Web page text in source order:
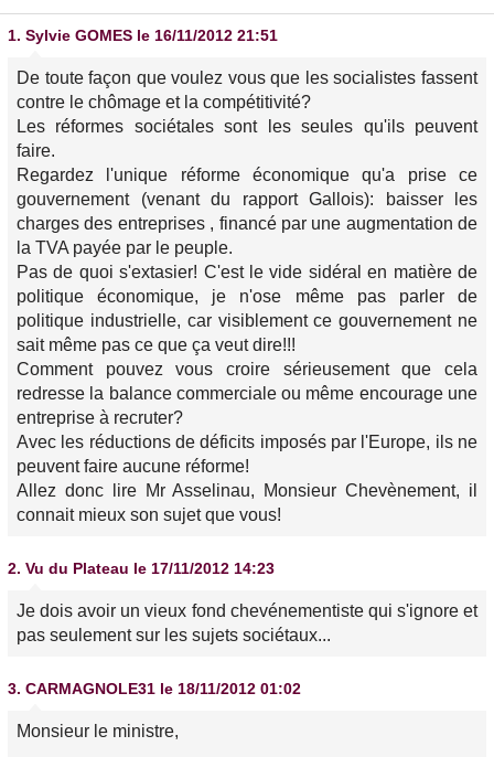
1. Sylvie GOMES le 16/11/2012 21:51
De toute façon que voulez vous que les socialistes fassent
contre le chômage et la compétitivité?
Les réformes sociétales sont les seules qu'ils peuvent
faire.
Regardez l'unique réforme économique qu'a prise ce
gouvernement (venant du rapport Gallois): baisser les
charges des entreprises , financé par une augmentation de
la TVA payée par le peuple.
Pas de quoi s'extasier! C'est le vide sidéral en matière de
politique économique, je n'ose même pas parler de
politique industrielle, car visiblement ce gouvernement ne
sait même pas ce que ça veut dire!!!
Comment pouvez vous croire sérieusement que cela
redresse la balance commerciale ou même encourage une
entreprise à recruter?
Avec les réductions de déficits imposés par l'Europe, ils ne
peuvent faire aucune réforme!
Allez donc lire Mr Asselinau, Monsieur Chevènement, il
connait mieux son sujet que vous!
2. Vu du Plateau le 17/11/2012 14:23
Je dois avoir un vieux fond chevénementiste qui s'ignore et
pas seulement sur les sujets sociétaux...
3. CARMAGNOLE31 le 18/11/2012 01:02
Monsieur le ministre,